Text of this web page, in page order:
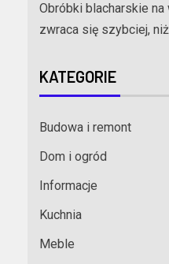
Obróbki blacharskie
zwraca się szybciej,
KATEGORIE
Budowa i remont
Dom i ogród
Informacje
Kuchnia
Meble